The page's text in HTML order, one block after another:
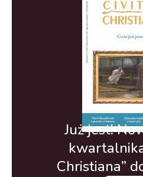
Już jest!
Christiana”